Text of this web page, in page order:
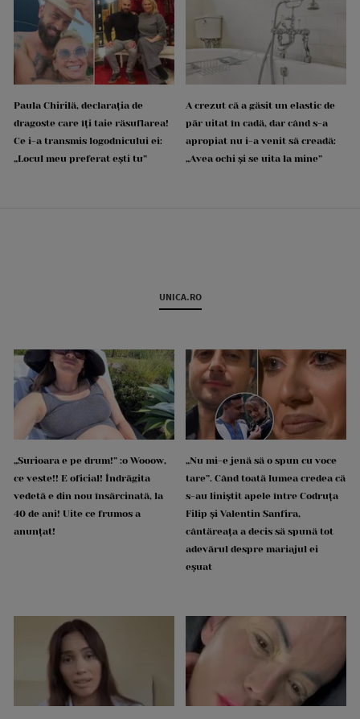
Paula Chirilă, declarația de
dragoste care îți taie răsuflarea!
Ce i-a transmis logodnicului ei:
„Locul meu preferat ești tu”
A crezut că a găsit un elastic de
păr uitat în cadă, dar când s-a
apropiat nu i-a venit să creadă:
„Avea ochi și se uita la mine”
UNICA.RO
„Surioara e pe drum!” :o Wooow,
ce veste!! E oficial! Îndrăgita
vedetă e din nou însărcinată, la
40 de ani! Uite ce frumos a
anunțat!
„Nu mi-e jenă să o spun cu voce
tare”. Când toată lumea credea că
s-au liniștit apele între Codruța
Filip și Valentin Sanfira,
cântăreața a decis să spună tot
adevărul despre mariajul ei
eșuat